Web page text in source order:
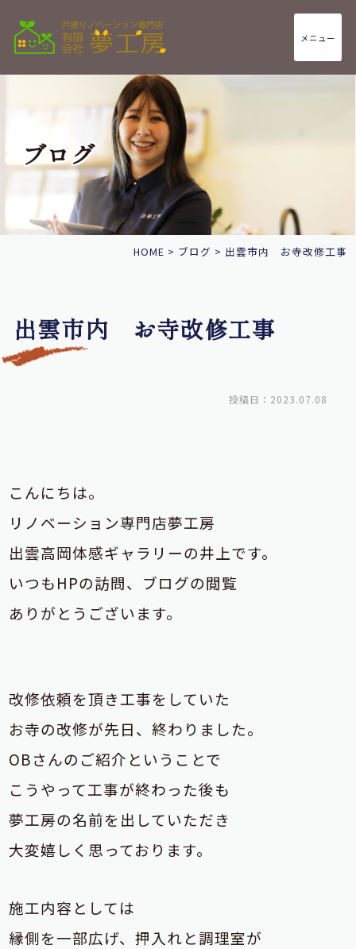
メニュー
ブログ
HOME > ブログ > 出雲市内 お寺改修工事
出雲市内 お寺改修工事
投稿日：2023.07.08
こんにちは。
リノベーション専門店夢工房
出雲高岡体感ギャラリーの井上です。
いつもHPの訪問、ブログの閲覧
ありがとうございます。
改修依頼を頂き工事をしていた
お寺の改修が先日、終わりました。
OBさんのご紹介ということで
こうやって工事が終わった後も
夢工房の名前を出していただき
大変嬉しく思っております。
施工内容としては
縁側を一部広げ、押入れと調理室が